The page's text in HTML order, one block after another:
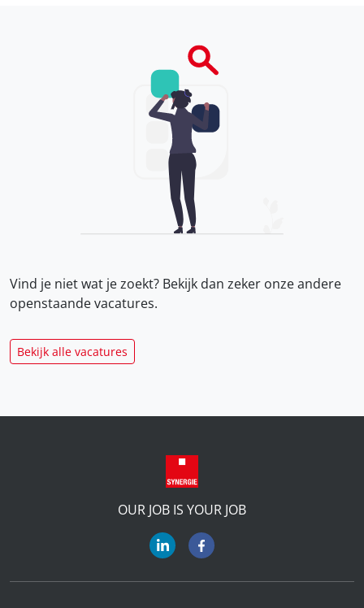
Vind je niet wat je zoekt? Bekijk dan zeker onzeandere
openstaande vacatures.
Bekijk alle vacatures
OUR JOB IS YOUR JOB